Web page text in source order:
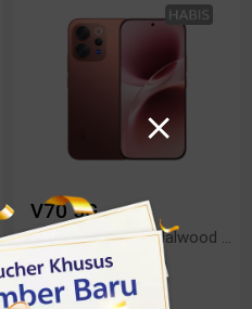
V70 5G
Rp8.999.000